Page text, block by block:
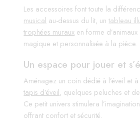
Les accessoires font toute la
musical au-dessus du lit, untableau
trophées muraux en forme
magique et personnalisée à la pièce.
Un espace pour jouer et
Aménagez un coin dédié à l’éveil et
tapis d’éveil, quelques peluches et
Ce petit univers stimulera
offrant confort et sécurité.